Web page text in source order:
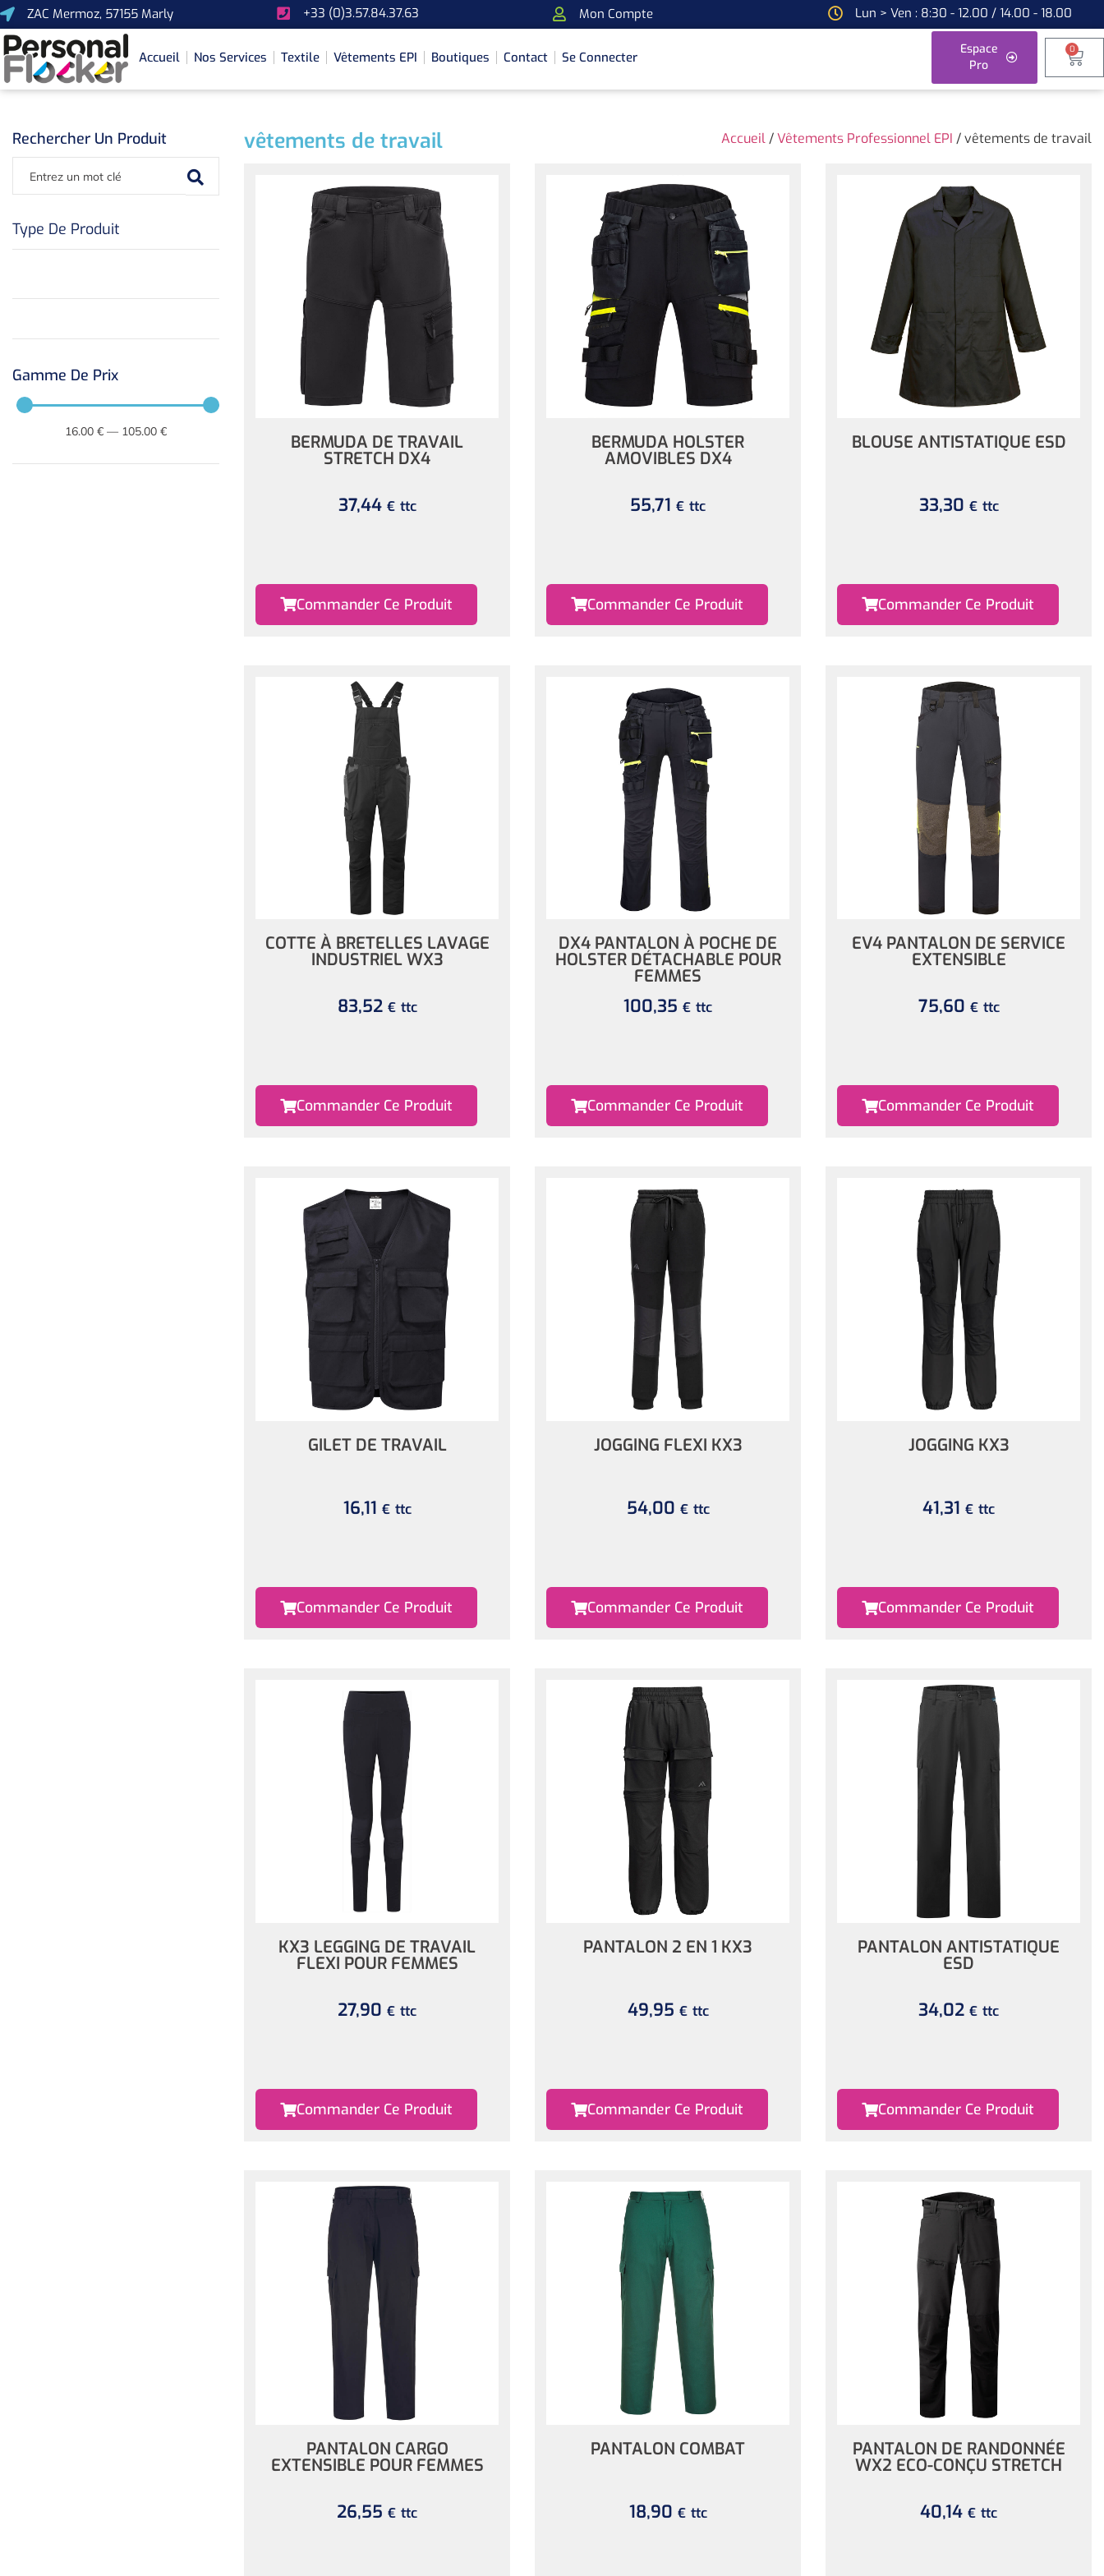
ZAC Mermoz, 57155 Marly +33 (0)3.57.84.37.63 Mon Compte Lun > Ven : 8:30 - 12.00 / 14.00 - 18.00
Espace
Pro
Accueil Nos Services Textile Vêtements EPI Boutiques Contact Se Connecter
0
Rechercher Un Produit
Type De Produit
Gamme De Prix
16.00 € — 105.00 €
vêtements de travail Accueil/Vêtements Professionnel EPI / vêtements de travail
BERMUDA DE TRAVAIL
STRETCH DX4
37,44 € ttc
Commander Ce Produit
BERMUDA HOLSTER
AMOVIBLES DX4
55,71€ ttc
Commander Ce Produit
BLOUSE ANTISTATIQUE ESD
33,30 € ttc
Commander Ce Produit
COTTE À BRETELLES LAVAGE
INDUSTRIEL WX3
83,52 € ttc
Commander Ce Produit
DX4 PANTALON À POCHE DE
HOLSTER DÉTACHABLE POUR
FEMMES
100,35€ ttc
Commander Ce Produit
EV4 PANTALON DE SERVICE
EXTENSIBLE
75,60 € ttc
Commander Ce Produit
GILET DE TRAVAIL
16,11 € ttc
Commander Ce Produit
JOGGING FLEXI KX3
54,00 € ttc
Commander Ce Produit
JOGGING KX3
41,31 € ttc
Commander Ce Produit
KX3 LEGGING DE TRAVAIL
FLEXI POUR FEMMES
27,90€ ttc
Commander Ce Produit
PANTALON 2 EN 1 KX3
49,95 € ttc
Commander Ce Produit
PANTALON ANTISTATIQUE
ESD
34,02 € ttc
Commander Ce Produit
PANTALON CARGO
EXTENSIBLE POUR FEMMES
26,55€ ttc
PANTALON COMBAT
18,90 € ttc
PANTALON DE RANDONNÉE
WX2 ECO-CONÇU STRETCH
40,14 € ttc